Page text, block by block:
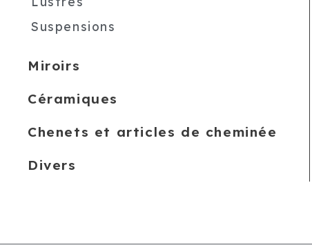
Suspensions
Miroirs
Céramiques
Chenets et articles de cheminée
Divers